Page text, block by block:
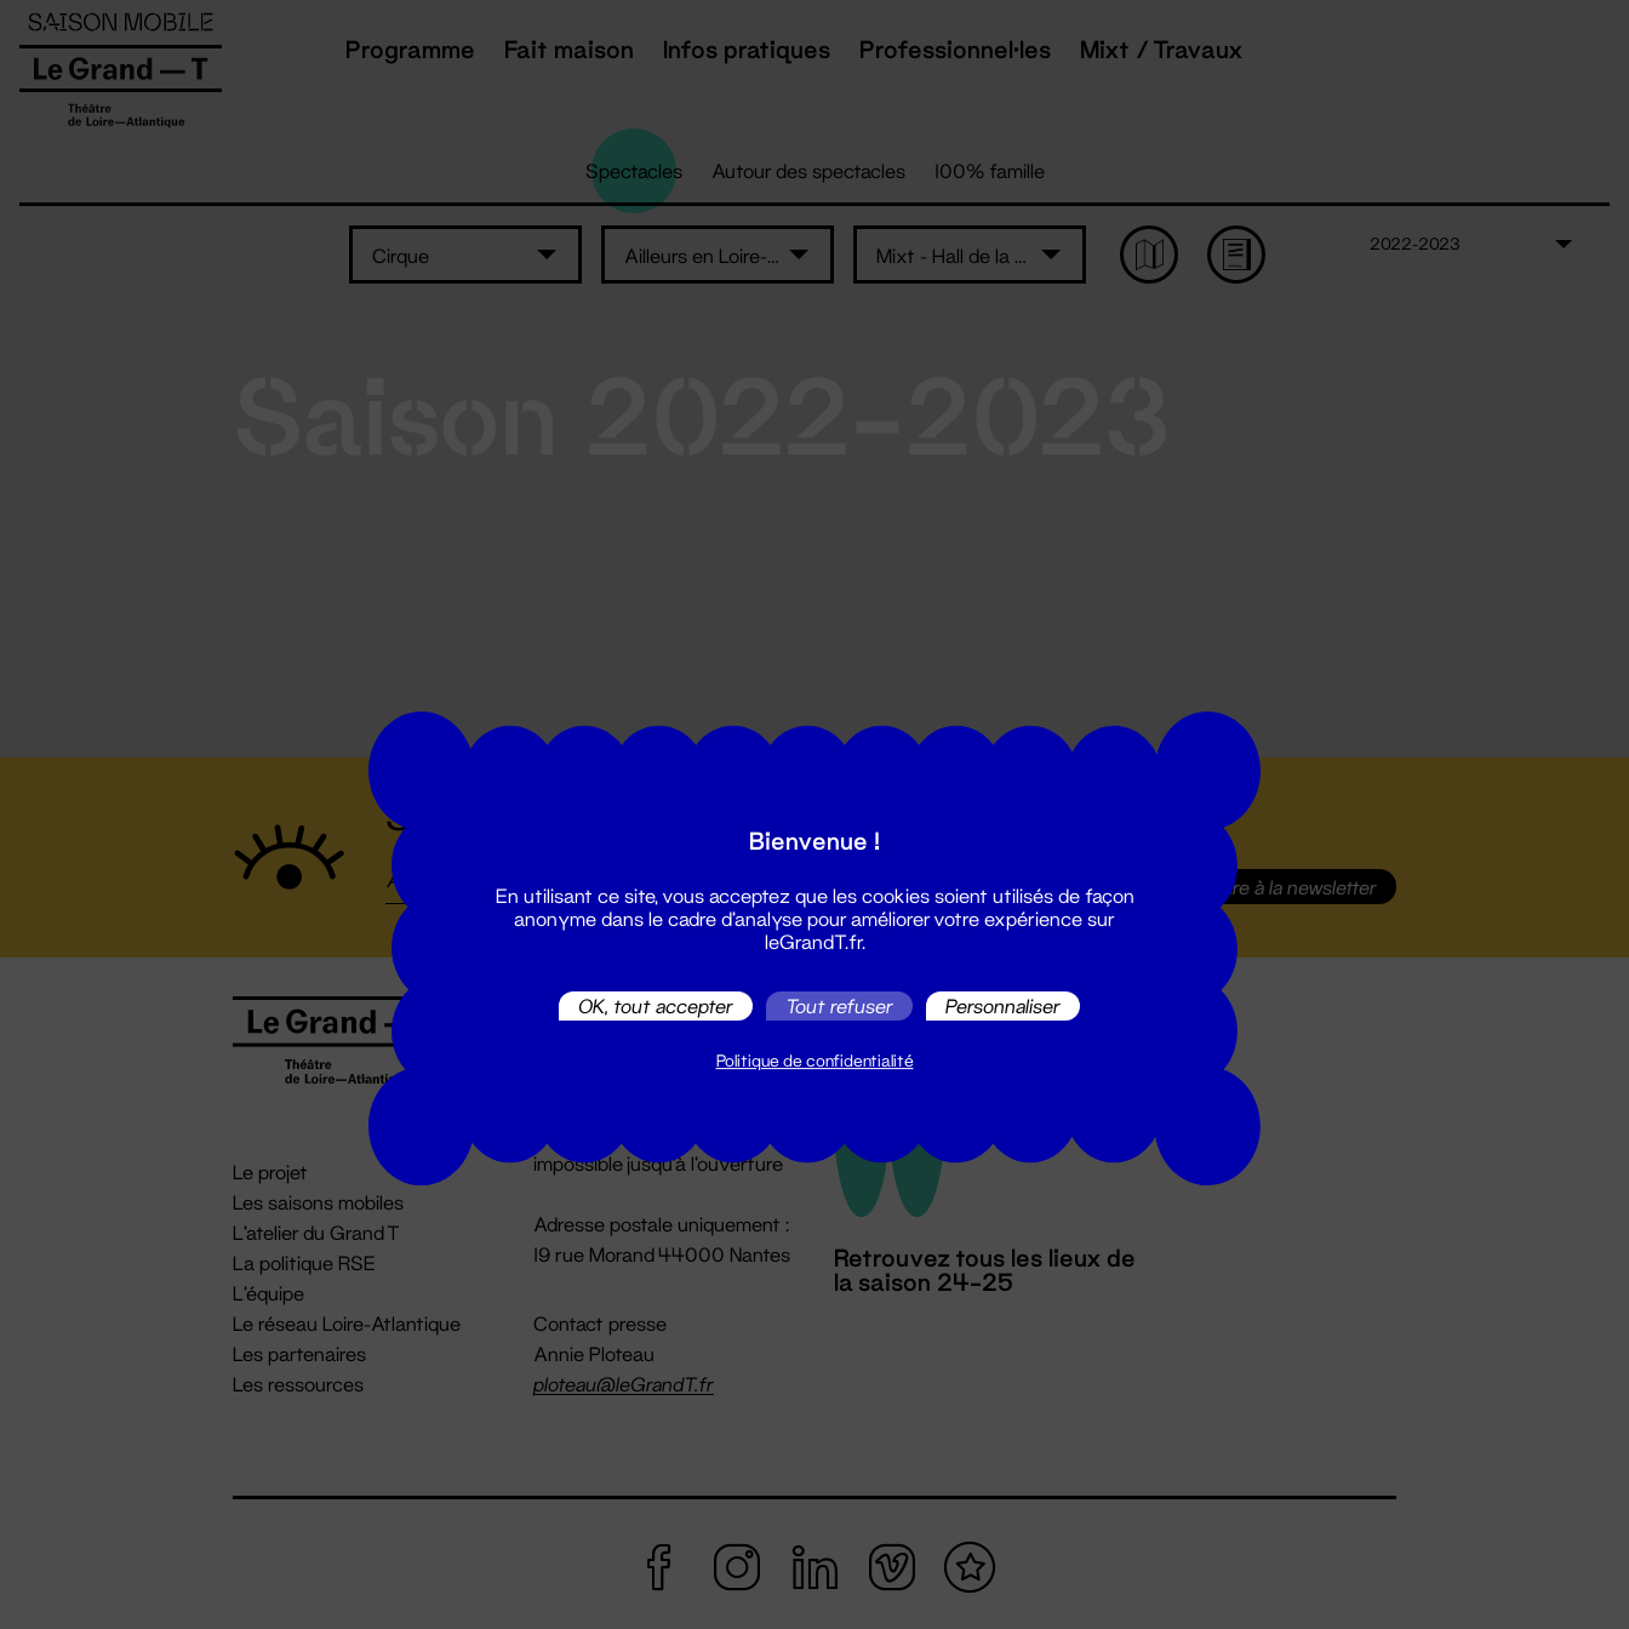
Programme Fait maison Infos pratiques Professionnel·les Mixt / Travaux
Spectacles Autour des spectacles 100% famille
Cirque Ailleurs en Loire-Atlantique Mixt - Hall de la salle Super
2022-2023
Suivez toutes les actualités du Grand T :
S'inscrire à la newsletter
Le projet
Les saisons mobiles
L'atelier du Grand T
La politique RSE
L'équipe
Le réseau Loire-Atlantique
Les partenaires
Les ressources
Billetterie
billetterie@leGrandT.fr
impossible jusqu'à l'ouverture
Adresse postale uniquement :
19 rue Morand 44000 Nantes
Contact presse
Annie Ploteau
ploteau@leGrandT.fr
Retrouvez tous les lieux de
la saison 24-25
Panneau de gestion des cookies
Bienvenue !
En utilisant ce site, vous acceptez que les cookies soient utilisés de façon
anonyme dans le cadre d'analyse pour améliorer votre expérience sur
leGrandT.fr.
OK, tout accepter Tout refuser Personnaliser
Politique de confidentialité